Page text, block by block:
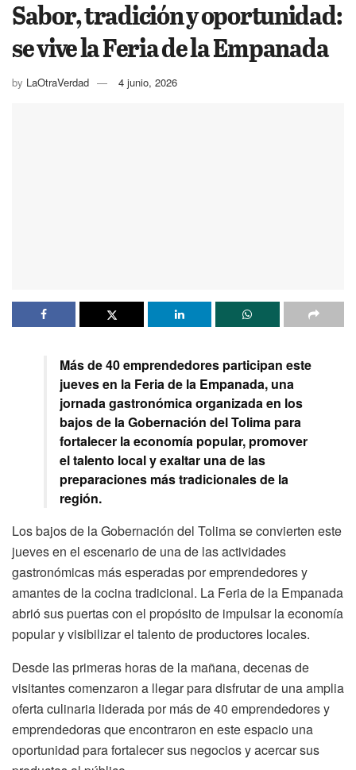
Sabor, tradición y oportunidad:
se vive la Feria de la Empanada
by LaOtraVerdad 4 junio, 2026
Más de 40 emprendedores participan este
jueves en la Feria de la Empanada, una
jornada gastronómica organizada en los
bajos de la Gobernación del Tolima para
fortalecer la economía popular, promover
el talento local y exaltar una de las
preparaciones más tradicionales de la
región.
Los bajos de la Gobernación del Tolima se convierten este
jueves en el escenario de una de las actividades
gastronómicas más esperadas por emprendedores y
amantes de la cocina tradicional. La Feria de la Empanada
abrió sus puertas con el propósito de impulsar la economía
popular y visibilizar el talento de productores locales.
Desde las primeras horas de la mañana, decenas de
visitantes comenzaron a llegar para disfrutar de una amplia
oferta culinaria liderada por más de 40 emprendedores y
emprendedoras que encontraron en este espacio una
oportunidad para fortalecer sus negocios y acercar sus